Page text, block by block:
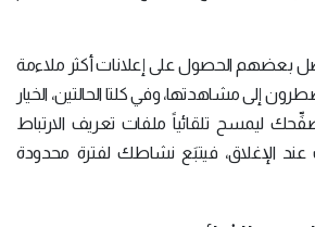
بعضهم الحصول على إعلانات أكثر ملاءمة
إلى مشاهدتها، وفي كلتا الحالتين، الخيار
ليمسح تلقائياً ملفات تعريف الارتباط
عند الإغلاق، فيتبَع نشاطك لفترة محدودة